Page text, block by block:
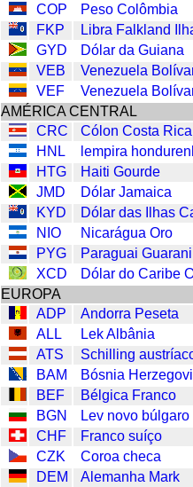
COP
Peso Colômbia
FKP
Libra Falkland
GYD
Dólar da Guiana
VEB
Venezuela
VEF
Venezuela
AMÉRICA CENTRAL
CRC
Cólon Costa Rica
HNL
lempira
HTG
Haiti Gourde
JMD
Dólar Jamaica
KYD
Dólar das Ilhas
NIO
Nicarágua Oro
PYG
Paraguai Guarani
XCD
Dólar do Caribe
EUROPA
ADP
Andorra Peseta
ALL
Lek Albânia
ATS
Schilling
BAM
Bósnia
BEF
Bélgica Franco
BGN
Lev novo búlgaro
CHF
Franco suíço
CZK
Coroa checa
DEM
Alemanha Mark